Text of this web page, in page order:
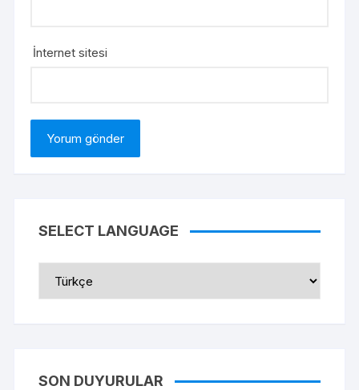
İnternet sitesi
SELECT LANGUAGE
Language
SON DUYURULAR